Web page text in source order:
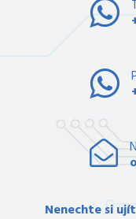
Nenechte si